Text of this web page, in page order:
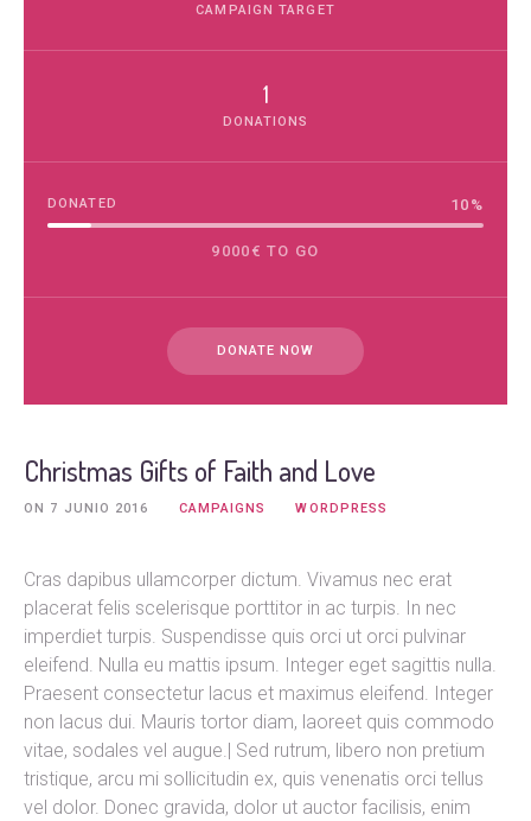
CAMPAIGN TARGET
1
DONATIONS
DONATED 10 %
9000€ TO GO
DONATE NOW
Christmas Gifts of Faith and Love
ON 7 JUNIO 2016 CAMPAIGNS WORDPRESS
Cras dapibus ullamcorper dictum. Vivamus nec erat
placerat felis scelerisque porttitor in ac turpis. In nec
imperdiet turpis. Suspendisse quis orci ut orci pulvinar
eleifend. Nulla eu mattis ipsum. Integer eget sagittis nulla.
Praesent consectetur lacus et maximus eleifend. Integer
non lacus dui. Mauris tortor diam, laoreet quis commodo
vitae, sodales vel augue.| Sed rutrum, libero non pretium
tristique, arcu mi sollicitudin ex, quis venenatis orci tellus
vel dolor. Donec gravida, dolor ut auctor facilisis, enim